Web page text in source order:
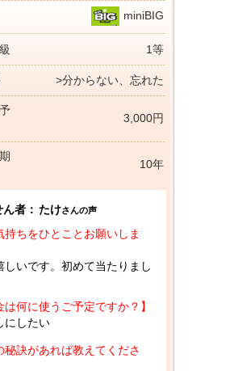
miniBIG
1等
>分からない、忘れた
3,000円
10年
者： たけさんの声
持ちをひとことお願いしま
しいです。初めて当たりまし
は何に使うご予定ですか？】
にしたい
秘訣があれば教えてくださ